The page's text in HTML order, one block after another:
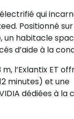
électrifié qui
Positionné
un habitacle
d’aide à la
l’Exlantix ET
minutes) et une
dédiées à la